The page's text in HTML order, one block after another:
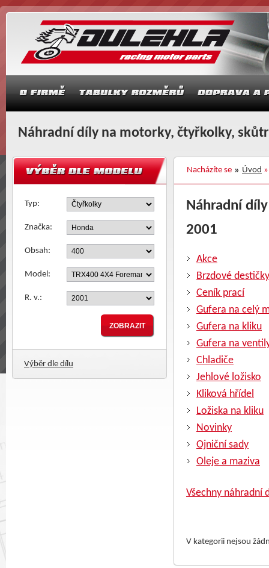
Náhradní díly na motorky, čtyřkolky,
Nacházíte se Úvod
Typ:
Značka:
Obsah:
Model:
R. v.:
Výběr dle dílu
Náhradní
2001
Akce
Brzdové destičky
Ceník prací
Gufera na celý
Gufera na kliku
Gufera na
Chladiče
Jehlové ložisko
Kliková hřídel
Ložiska na kliku
Novinky
Ojniční sady
Oleje a maziva
Všechny náhradní
V kategorii nejsou